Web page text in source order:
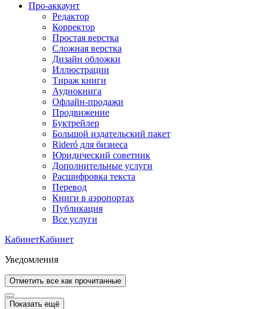
Про-аккаунт
Редактор
Корректор
Простая верстка
Сложная верстка
Дизайн обложки
Иллюстрации
Тираж книги
Аудиокнига
Офлайн-продажи
Продвижение
Буктрейлер
Большой издательский пакет
Rideró для бизнеса
Юридический советник
Дополнительные услуги
Расшифровка текста
Перевод
Книги в аэропортах
Публикация
Все услуги
КабинетКабинет
Уведомления
Отметить все как прочитанные
Показать ещё